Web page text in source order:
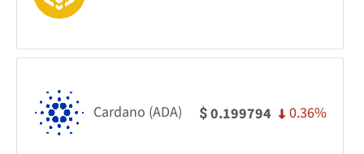
Cardano (ADA) $0.199794 0.36%